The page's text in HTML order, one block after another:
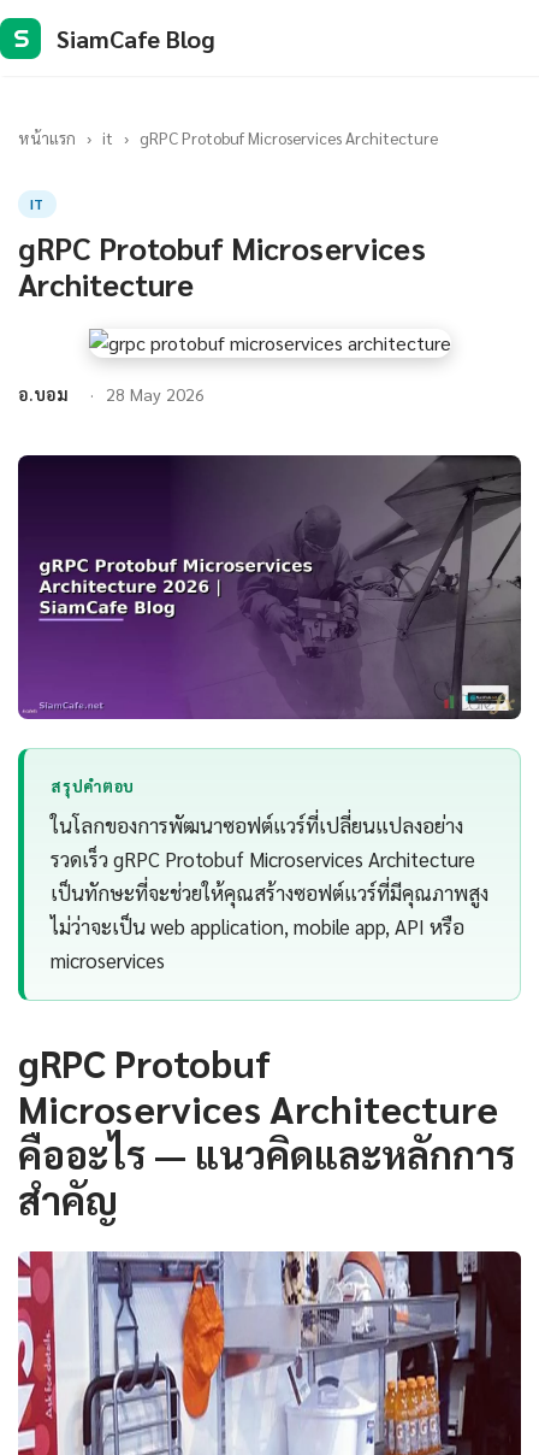
S SiamCafe Blog
หน้าแรก › it › gRPC Protobuf Microservices Architecture
IT
gRPC Protobuf Microservices
Architecture
อ.บอม 28 May 2026
สรุปคำตอบ
ในโลกของการพัฒนาซอฟต์แวร์ที่เปลี่ยนแปลงอย่าง
รวดเร็ว gRPC Protobuf Microservices Architecture
เป็นทักษะที่จะช่วยให้คุณสร้างซอฟต์แวร์ที่มีคุณภาพสูง
ไม่ว่าจะเป็น web application, mobile app, API หรือ
microservices
gRPC Protobuf
Microservices Architecture
คืออะไร — แนวคิดและหลักการ
สำคัญ